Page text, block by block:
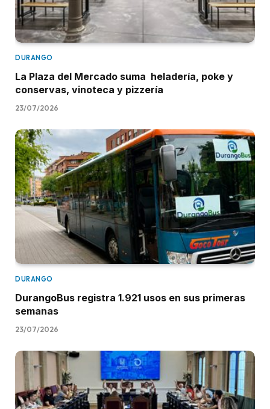
DURANGO
La Plaza del Mercado suma heladería, poke y
conservas, vinoteca y pizzería
23/07/2026
DURANGO
DurangoBus registra 1.921 usos en sus primeras
semanas
23/07/2026